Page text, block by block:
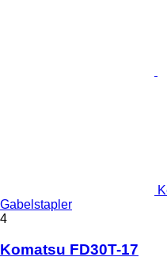
Gabelstapler
4
Komatsu FD30T-17